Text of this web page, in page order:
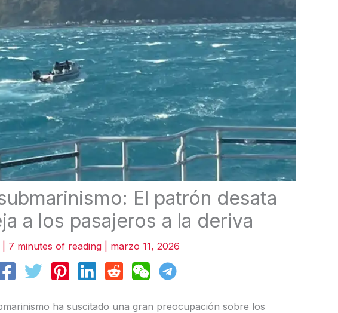
El patrón desata
a los pasajeros a la deriva
7 minutes of reading| marzo 11, 2026
ha suscitado una gran preocupación sobre los